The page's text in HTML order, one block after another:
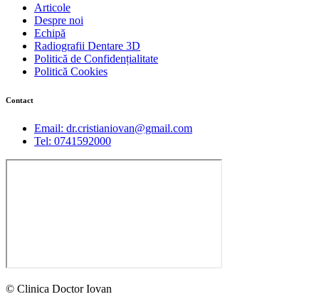
Articole
Despre noi
Echipă
Radiografii Dentare 3D
Politică de Confidențialitate
Politică Cookies
Contact
Email: dr.cristianiovan@gmail.com
Tel: 0741592000
© Clinica Doctor Iovan